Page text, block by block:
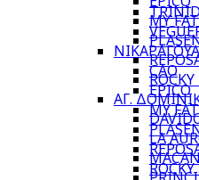
MY
ΑΓ.
LA
CAO
EPICO
MY